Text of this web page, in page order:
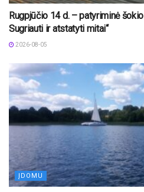
Rugpjūčio 14 d. – patyriminė
Sugriauti ir atstatyti mitai“
2026-08-05
ĮDOMU